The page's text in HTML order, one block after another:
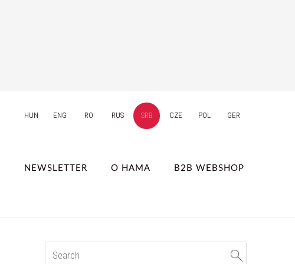
NEWSLETTER О НАМА B2B WEBSHOP
HUN ENG RO RUS SRB CZE POL GER